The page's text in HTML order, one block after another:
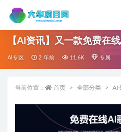
【AI资讯】又一款免费在
AI专区 2 年前 11.6K 专属
当前位置： 首页 全部分类 AI